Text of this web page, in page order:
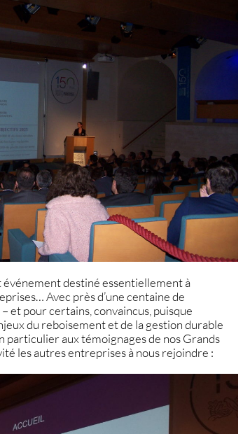
destiné essentiellement à
Avec près d’une centaine de
et pour certains, convaincus, puisque
du reboisement et de la gestiondurable
particulier aux témoignages de nos Grands
les autres entreprises à nous rejoindre :